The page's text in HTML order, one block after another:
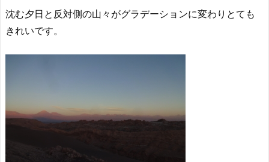
沈む夕日と反対側の山々がグラデーションに変わりとても
きれいです。